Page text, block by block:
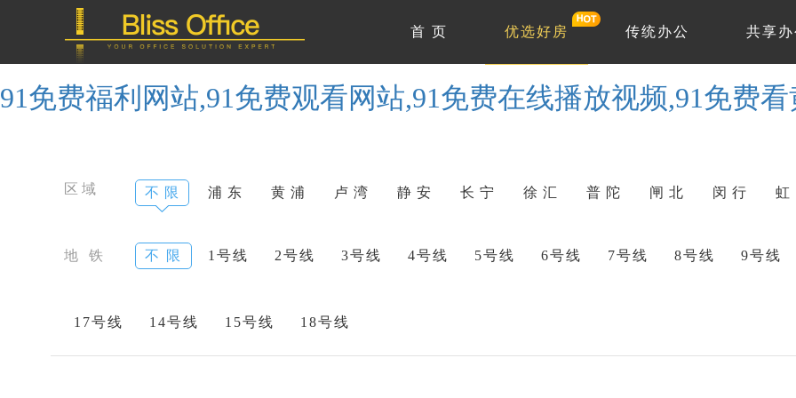
91免费福利网站,91免费观看网站,91免费在线播放视频,91免费
首 页 优选好房 传统办公 共享
区域 不 限 浦 东 黄 浦 卢 湾 静 安 长 宁 徐 汇 普 陀 闸 北 闵 行 虹
地 铁 不 限 1号线 2号线 3号线 4号线 5号线 6号线 7号线 8号线 9号线
17号线 14号线 15号线 18号线